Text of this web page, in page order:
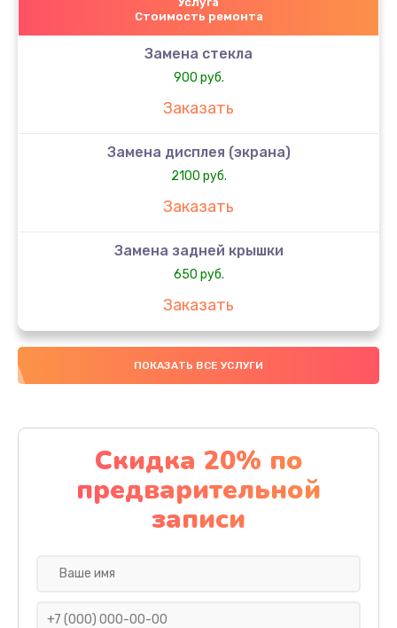
Стоимость ремонта
Замена стекла
900 руб.
Заказать
Замена дисплея (экрана)
2100 руб.
Заказать
Замена задней крышки
650 руб.
Заказать
Замена аккумулятора
4000 руб.
Замена материнской платы
1100 руб.
Заказать
ПОКАЗАТЬ ВСЕ УСЛУГИ
Скидка 20% по
предварительной
записи